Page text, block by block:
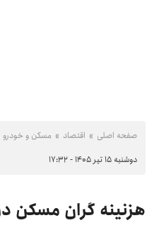
صفحه اصلی اقتصاد مسکن و خودرو
دوشنبه ۱۵ تیر ۱۴۰۵ - ۱۷:۳۲
هزنینه گران مسکن